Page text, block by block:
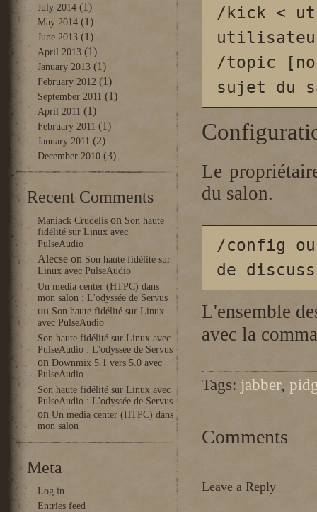
July 2014(1)
May 2014(1)
June 2013(1)
April 2013(1)
January 2013(1)
February 2012 (1)
September 2011 (1)
April 2011 (1)
February 2011 (1)
January 2011 (2)
December 2010(3)
Recent Comments
Maniack Crudelison Son haute
fidélité sur Linux avec
PulseAudio
Alecseon Son haute fidélité sur
Linux avec PulseAudio
Un media center (HTPC) dans
mon salon : L'odyssée de Servus
on Son haute fidélité sur Linux
avec PulseAudio
Son haute fidélité sur Linux avec
PulseAudio : L'odyssée de Servus
on Downmix 5.1 vers 5.0 avec
PulseAudio
Son haute fidélité sur Linux avec
PulseAudio : L'odyssée de Servus
on Un media center (HTPC) dans
mon salon
Meta
Log in
Entries feed
/kick <
/topic
sujet du
Le
du salon.
/config
de
L'ensemble
avec la
Tags: jabber,
Comments
Leave a Reply